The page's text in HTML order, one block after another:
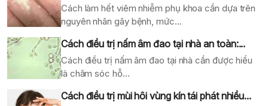
Cách làm hết viêm nhiễm phụ khoa cần dựa trên
nguyên nhân gây bệnh, mức...
Cách điều trị nấm âm đao tại nhà an toàn:...
Cách điều trị nấm âm đao tại nhà cần được hiểu
là chăm sóc hỗ...
Cách điều trị mùi hôi vùng kín tái phát nhiều...